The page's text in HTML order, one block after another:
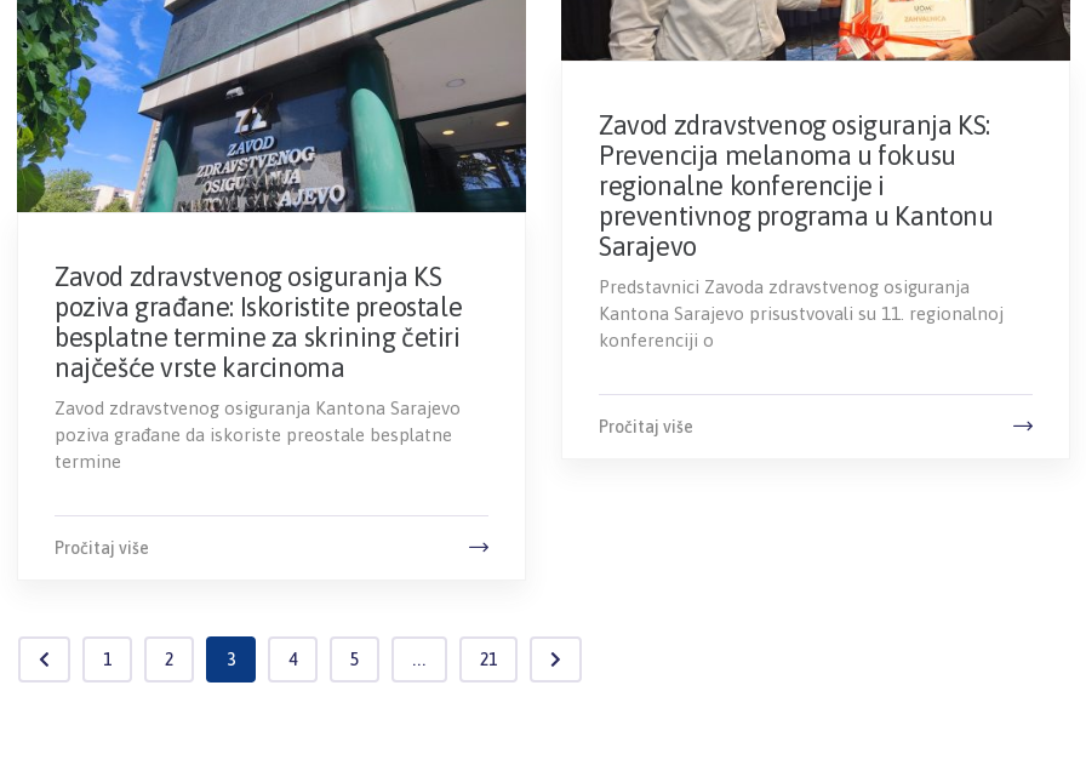
Zavod zdravstvenog osiguranja KS:
Prevencija melanoma u fokusu
regionalne konferencije i
preventivnog programa u Kantonu
Sarajevo
Predstavnici Zavoda zdravstvenog osiguranja
Kantona Sarajevo prisustvovali su 11. regionalnoj
konferenciji o
Pročitaj više
Zavod zdravstvenog osiguranja KS
poziva građane: Iskoristite preostale
besplatne termine za skrining četiri
najčešće vrste karcinoma
Zavod zdravstvenog osiguranja Kantona Sarajevo
poziva građane da iskoriste preostale besplatne
termine
Pročitaj više
1 2 3 4 5 ... 21